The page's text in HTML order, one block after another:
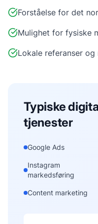
Forståelse for det
Mulighet for fysiske
Lokale referanser og
Typiske
tjenester
Google Ads
Instagram
markedsføring
Content marketing